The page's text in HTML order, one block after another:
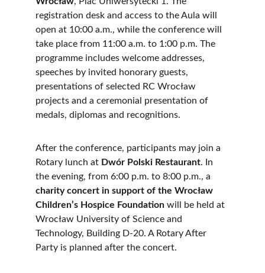
registration desk and access to the Aula will
open at 10:00 a.m., while the conference will
take place from 11:00 a.m. to 1:00 p.m. The
programme includes welcome addresses,
speeches by invited honorary guests,
presentations of selected RC Wrocław
projects and a ceremonial presentation of
medals, diplomas and recognitions.
After the conference, participants may join a
Rotary lunch at Dwór Polski Restaurant. In
the evening, from 6:00 p.m. to 8:00 p.m., a
charity concert in support of the Wrocław
Children’s Hospice Foundation will be held at
Wrocław University of Science and
Technology, Building D-20. A Rotary After
Party is planned after the concert.